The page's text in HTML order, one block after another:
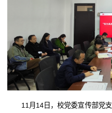
11月14日，校党委宣传部党